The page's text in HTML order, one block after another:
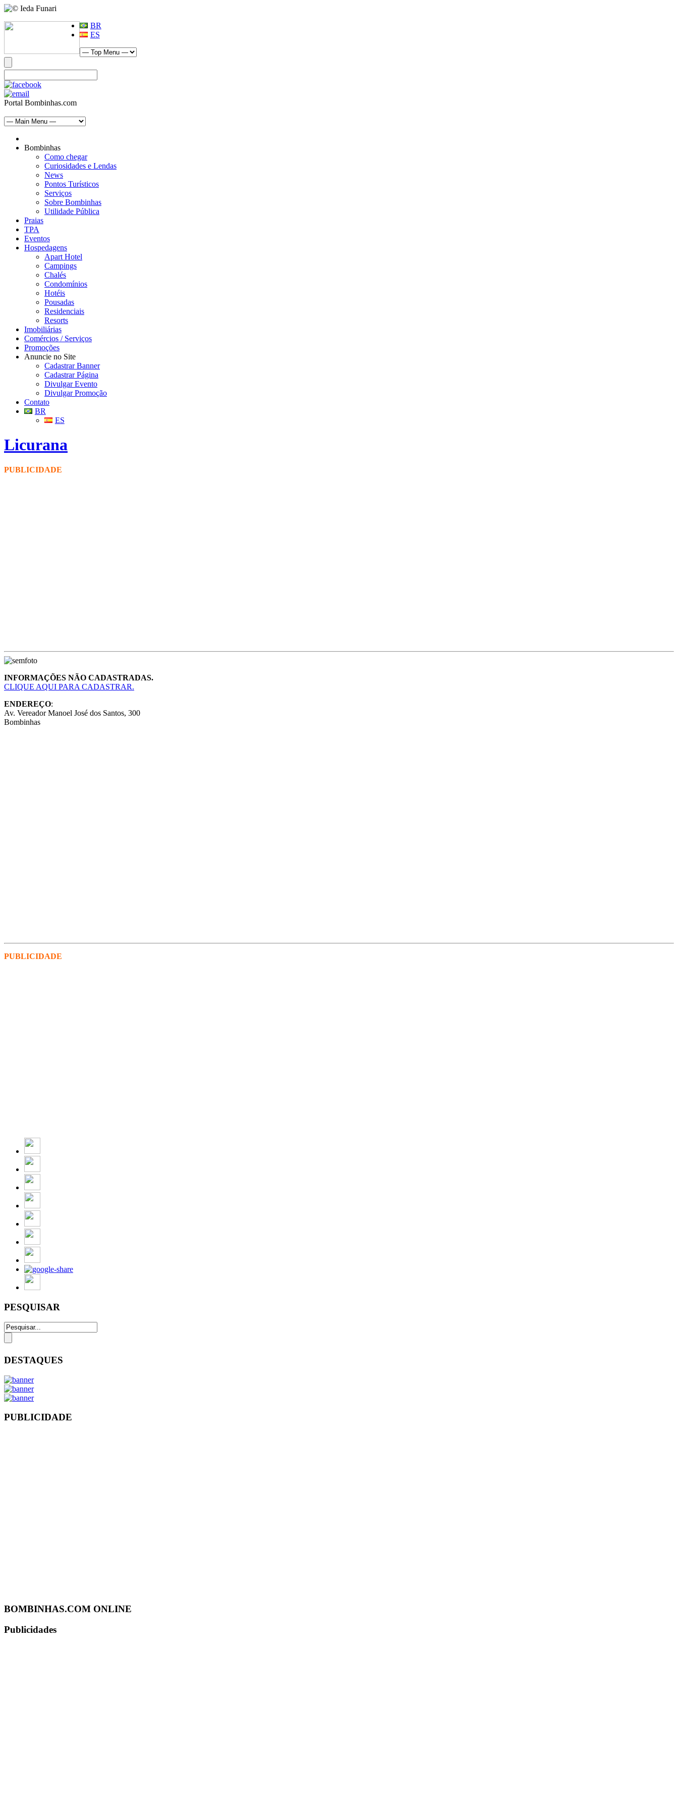
BR
ES
Portal Bombinhas.com
Bombinhas
Como chegar
Curiosidades e Lendas
News
Pontos Turísticos
Serviços
Sobre Bombinhas
Utilidade Pública
Praias
TPA
Eventos
Hospedagens
Apart Hotel
Campings
Chalés
Condomínios
Hotéis
Pousadas
Residenciais
Resorts
Imobiliárias
Comércios / Serviços
Promoções
Anuncie no Site
Cadastrar Banner
Cadastrar Página
Divulgar Evento
Divulgar Promoção
Contato
BR
ES
Licurana
PUBLICIDADE
INFORMAÇÕES NÃO CADASTRADAS.
CLIQUE AQUI PARA CADASTRAR.
ENDEREÇO:
Av. Vereador Manoel José dos Santos, 300
Bombinhas
PUBLICIDADE
PESQUISAR
DESTAQUES
PUBLICIDADE
BOMBINHAS.COM ONLINE
Publicidades